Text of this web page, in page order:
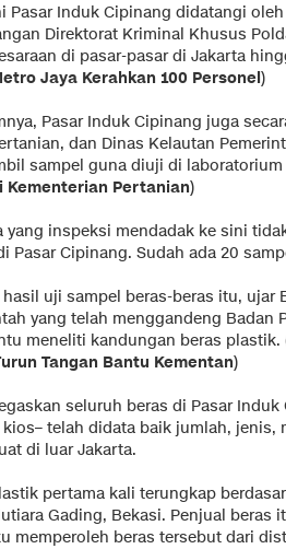
Pasar Induk Cipinang didatangi
Direktorat Kriminal Khusus
di pasar-pasar di Jakarta
Jaya Kerahkan 100 Personel)
Pasar Induk Cipinang juga
dan Dinas Kelautan
sampel guna diuji di laboratorium
Kementerian Pertanian)
yang inspeksi mendadak ke sini
Pasar Cipinang. Sudah ada 20
uji sampel beras-beras itu, ujar
yang telah menggandeng Badan
meneliti kandungan beras plastik.
Tangan Bantu Kementan)
seluruh beras di Pasar
kios– telah didata baik jumlah, jenis,
di luar Jakarta.
pertama kali terungkap
Gading, Bekasi. Penjual
memperoleh beras tersebut dari